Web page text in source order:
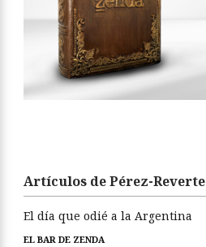
Artículos de Pérez-Reverte
El día que odié a la Argentina
EL BAR DE ZENDA